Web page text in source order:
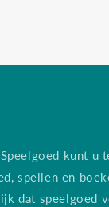
kunt u
spellen en
dat speelgoed